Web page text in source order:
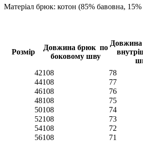
Матеріал брюк: котон (85% бавовна,
Розмір
Довжина брюк по
боковому шву
42108 78
44108 77
46108 76
48108 75
50108 74
52108 73
54108 72
56108 71